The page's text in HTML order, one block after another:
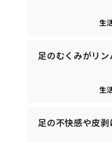
生
足のむくみがリ
生
足の不快感や皮